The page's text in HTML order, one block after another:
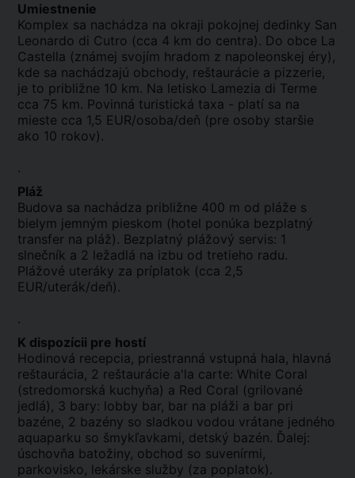
Umiestnenie
Komplex sa nachádza na okraji pokojnej dedinky San
Leonardo di Cutro (cca 4 km do centra). Do obce La
Castella (známej svojím hradom z napoleonskej éry),
kde sa nachádzajú obchody, reštaurácie a pizzerie,
je to približne 10 km. Na letisko Lamezia di Terme
cca 75 km. Povinná turistická taxa - platí sa na
mieste cca 1,5 EUR/osoba/deň (pre osoby staršie
ako 10 rokov).
.
Pláž
Budova sa nachádza približne 400 m od pláže s
bielym jemným pieskom (hotel ponúka bezplatný
transfer na pláž). Bezplatný plážový servis: 1
slnečník a 2 ležadlá na izbu od tretieho radu.
Plážové uteráky za príplatok (cca 2,5
EUR/uterák/deň).
.
K dispozícii pre hostí
Hodinová recepcia, priestranná vstupná hala, hlavná
reštaurácia, 2 reštaurácie a'la carte: White Coral
(stredomorská kuchyňa) a Red Coral (grilované
jedlá), 3 bary: lobby bar, bar na pláži a bar pri
bazéne, 2 bazény so sladkou vodou vrátane jedného
aquaparku so šmykľavkami, detský bazén. Ďalej:
úschovňa batožiny, obchod so suvenírmi,
parkovisko, lekárske služby (za poplatok).